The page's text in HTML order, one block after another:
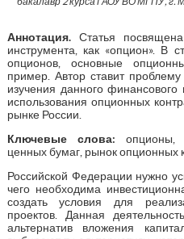
Аннотация.Статья посвящена
инструмента, как «опцион». В
опционов, основные
пример. Автор ставит
изучения данного
использования опционных
рынке России.
Ключевые слова: опционы,
ценных бумаг, рынок опционных
Российской Федерации нужно
чего необходима
создать условия для
проектов. Данная
альтернатив вложения